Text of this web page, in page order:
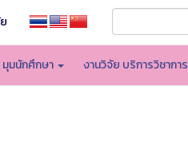
มุมนักศึกษา งานวิจัย บริการวิชาการ